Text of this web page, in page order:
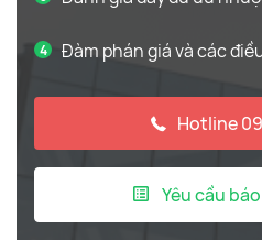
Đàm phán giá và các
Hotline
Yêu cầu